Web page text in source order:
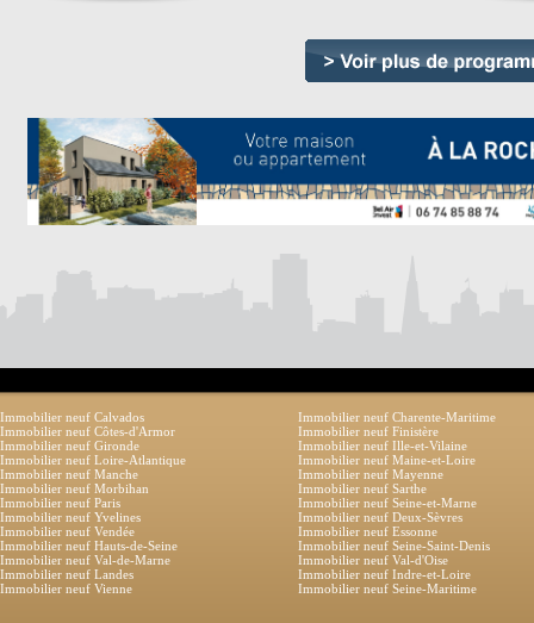
Immobilier neuf Calvados
Immobilier neuf Charente-Maritime
Immobilier neuf Côtes-d'Armor
Immobilier neuf Finistère
Immobilier neuf Gironde
Immobilier neuf Ille-et-Vilaine
Immobilier neuf Loire-Atlantique
Immobilier neuf Maine-et-Loire
Immobilier neuf Manche
Immobilier neuf Mayenne
Immobilier neuf Morbihan
Immobilier neuf Sarthe
Immobilier neuf Paris
Immobilier neuf Seine-et-Marne
Immobilier neuf Yvelines
Immobilier neuf Deux-Sèvres
Immobilier neuf Vendée
Immobilier neuf Essonne
Immobilier neuf Hauts-de-Seine
Immobilier neuf Seine-Saint-Denis
Immobilier neuf Val-de-Marne
Immobilier neuf Val-d'Oise
Immobilier neuf Landes
Immobilier neuf Indre-et-Loire
Immobilier neuf Vienne
Immobilier neuf Seine-Maritime